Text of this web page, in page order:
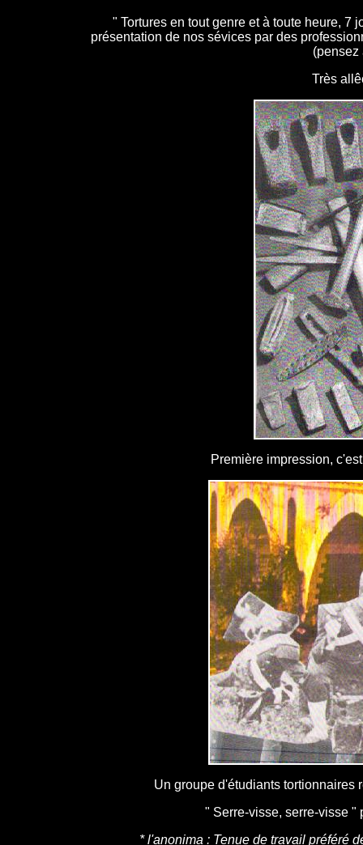
" Tortures en tout genre et à toute heure, 7
présentation de nos sévices par des
(pensez
Très
Première impression,
Un groupe d'étudiants tortionnaires
" Serre-visse, serre-visse "
* l'anonima : Tenue de travail préféré